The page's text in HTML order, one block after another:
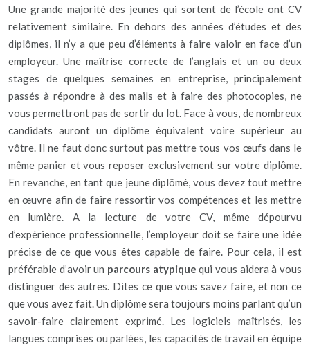
Une grande majorité des jeunes qui sortent de l’école ont CV
relativement similaire. En dehors des années d’études et des
diplômes, il n’y a que peu d’éléments à faire valoir en face d’un
employeur. Une maîtrise correcte de l’anglais et un ou deux
stages de quelques semaines en entreprise, principalement
passés à répondre à des mails et à faire des photocopies, ne
vous permettront pas de sortir du lot. Face à vous, de nombreux
candidats auront un diplôme équivalent voire supérieur au
vôtre. Il ne faut donc surtout pas mettre tous vos œufs dans le
même panier et vous reposer exclusivement sur votre diplôme.
En revanche, en tant que jeune diplômé, vous devez tout mettre
en œuvre afin de faire ressortir vos compétences et les mettre
en lumière. A la lecture de votre CV, même dépourvu
d’expérience professionnelle, l’employeur doit se faire une idée
précise de ce que vous êtes capable de faire. Pour cela, il est
préférable d’avoir un parcours atypique qui vous aidera à vous
distinguer des autres. Dites ce que vous savez faire, et non ce
que vous avez fait. Un diplôme sera toujours moins parlant qu’un
savoir-faire clairement exprimé. Les logiciels maîtrisés, les
langues comprises ou parlées, les capacités de travail en équipe